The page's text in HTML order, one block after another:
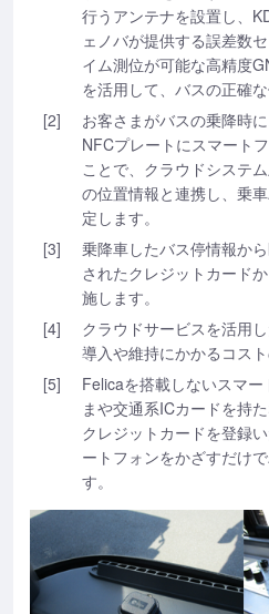
行うアンテナを設置し、
ェノバが提供する誤差数
イム測位が可能な高精度
を活用して、バスの正確
[2]
お客さまがバスの乗降時
NFCプレートにスマート
ことで、クラウドシステ
の位置情報と連携し、乗
定します。
[3]
乗降車したバス停情報か
されたクレジットカード
施します。
[4]
クラウドサービスを活用
導入や維持にかかるコスト
[5]
Felicaを搭載しないスマ
まや交通系ICカードを持
クレジットカードを登録
ートフォンをかざすだけ
す。